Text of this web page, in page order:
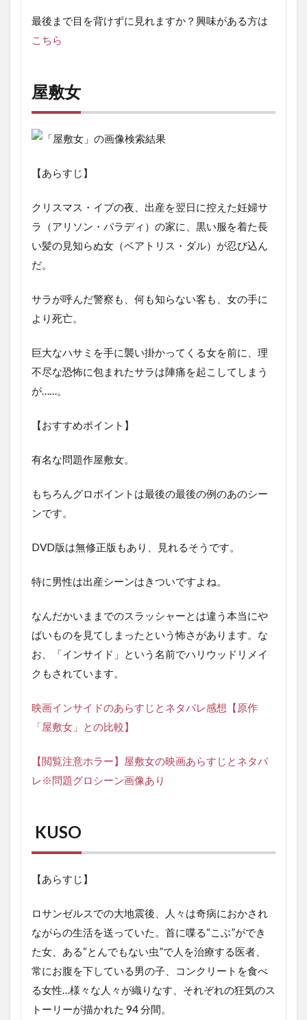
最後まで目を背けずに見れますか？興味がある方は
こちら
屋敷女
【あらすじ】
クリスマス・イブの夜、出産を翌日に控えた妊婦サ
ラ（アリソン・パラディ）の家に、黒い服を着た長
い髪の見知らぬ女（ベアトリス・ダル）が忍び込ん
だ。
サラが呼んだ警察も、何も知らない客も、女の手に
より死亡。
巨大なハサミを手に襲い掛かってくる女を前に、理
不尽な恐怖に包まれたサラは陣痛を起こしてしまう
が……。
【おすすめポイント】
有名な問題作屋敷女。
もちろんグロポイントは最後の最後の例のあのシー
ンです。
DVD版は無修正版もあり、見れるそうです。
特に男性は出産シーンはきついですよね。
なんだかいままでのスラッシャーとは違う本当にや
ばいものを見てしまったという怖さがあります。な
お、「インサイド」という名前でハリウッドリメイ
クもされています。
映画インサイドのあらすじとネタバレ感想【原作
「屋敷女」との比較】
【閲覧注意ホラー】屋敷女の映画あらすじとネタバ
レ※問題グロシーン画像あり
KUSO
【あらすじ】
ロサンゼルスでの大地震後、人々は奇病におかされ
ながらの生活を送っていた。首に喋る“こぶ”ができ
た女、ある“とんでもない虫”で人を治療する医者、
常にお腹を下している男の子、コンクリートを食べ
る女性…様々な人々が織りなす、それぞれの狂気のス
トーリーが描かれた 94 分間。